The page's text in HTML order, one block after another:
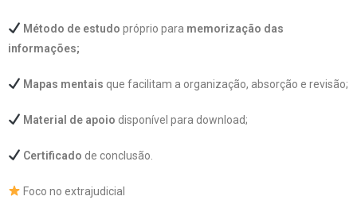
Método de estudo próprio para memorização das
informações;
Mapas mentais que facilitam a organização, absorção e revisão;
Material de apoio disponível para download;
Certificado de conclusão.
Foco no extrajudicial